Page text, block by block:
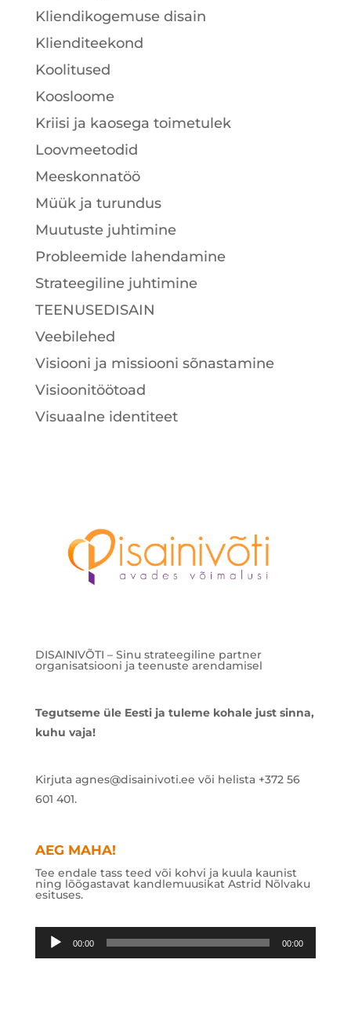
Kliendikogemuse disain
Klienditeekond
Koolitused
Koosloome
Kriisi ja kaosega toimetulek
Loovmeetodid
Meeskonnatöö
Müük ja turundus
Muutuste juhtimine
Probleemide lahendamine
Strateegiline juhtimine
TEENUSEDISAIN
Veebilehed
Visiooni ja missiooni sõnastamine
Visioonitöötoad
Visuaalne identiteet
DISAINIVÕTI – Sinu strateegiline partner
organisatsiooni ja teenuste arendamisel
Tegutseme üle Eesti ja tuleme kohale just sinna,
kuhu vaja!
Kirjuta agnes@disainivoti.ee või helista +372 56
601 401.
AEG MAHA!
Tee endale tass teed või kohvi ja kuula kaunist
ning lõõgastavat kandlemuusikat Astrid Nõlvaku
esituses.
Audioesitaja
00:00 00:00